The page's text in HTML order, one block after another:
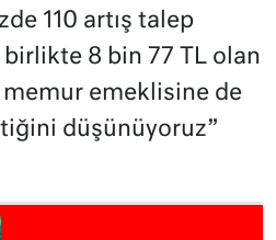
110 artış talep
8 bin 77 TL olan
memur emeklisine de
düşünüyoruz”